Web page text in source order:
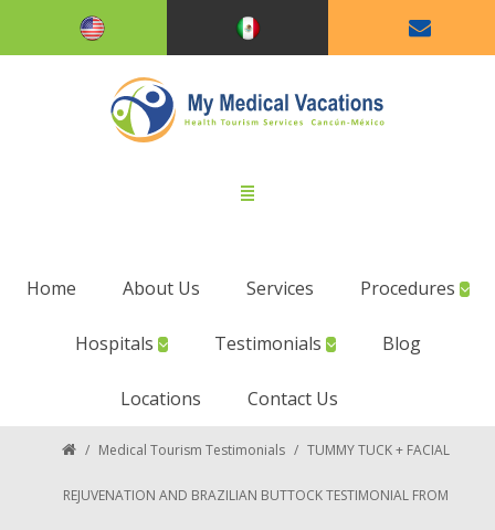
Home About Us Services Procedures
Hospitals Testimonials Blog
Locations Contact Us
/ Medical Tourism Testimonials / TUMMY TUCK + FACIAL
REJUVENATION AND BRAZILIAN BUTTOCK TESTIMONIAL FROM